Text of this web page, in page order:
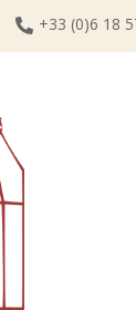
+33 (0)6 18